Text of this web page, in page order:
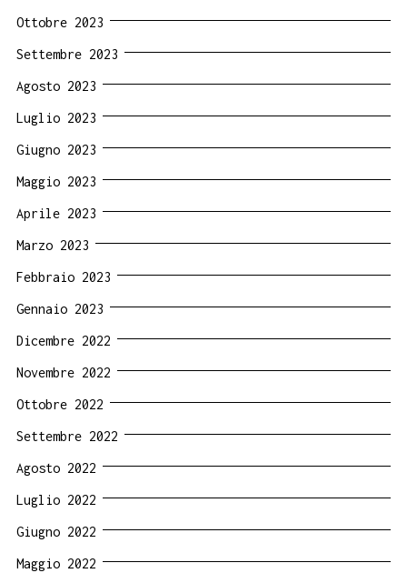
Ottobre 2023
Settembre 2023
Agosto 2023
Luglio 2023
Giugno 2023
Maggio 2023
Aprile 2023
Marzo 2023
Febbraio 2023
Gennaio 2023
Dicembre 2022
Novembre 2022
Ottobre 2022
Settembre 2022
Agosto 2022
Luglio 2022
Giugno 2022
Maggio 2022